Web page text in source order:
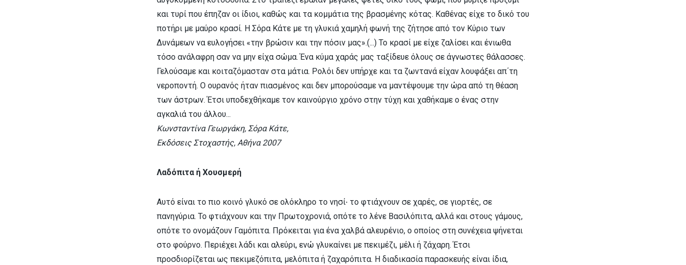
και τυρί που έπηζαν οι ίδιοι, καθώς και τα κομμάτια της βρασμένης κότας. Καθένας είχε το δικό του
ποτήρι με μαύρο κρασί. Η Σόρα Κάτε με τη γλυκιά χαμηλή φωνή της ζήτησε από τον Κύριο των
Δυνάμεων να ευλογήσει «την βρώσιν και την πόσιν μας».(...) Το κρασί με είχε ζαλίσει και ένιωθα
τόσο ανάλαφρη σαν να μην είχα σώμα. Ένα κύμα χαράς μας ταξίδευε όλους σε άγνωστες θάλασσες.
Γελούσαμε και κοιταζόμασταν στα μάτια. Ρολόι δεν υπήρχε και τα ζωντανά είχαν λουφάξει απ΄τη
νεροποντή. Ο ουρανός ήταν πιασμένος και δεν μπορούσαμε να μαντέψουμε την ώρα από τη θέαση
των άστρων. Έτσι υποδεχθήκαμε τον καινούργιο χρόνο στην τύχη και χαθήκαμε ο ένας στην
αγκαλιά του άλλου...
Κωνσταντίνα Γεωργάκη, Σόρα Κάτε,
Εκδόσεις Στοχαστής, Αθήνα 2007
Λαδόπιτα ή Χουσμερή
Αυτό είναι το πιο κοινό γλυκό σε ολόκληρο το νησί· το φτιάχνουν σε χαρές, σε γιορτές, σε
πανηγύρια. Το φτιάχνουν και την Πρωτοχρονιά, οπότε το λένε Βασιλόπιτα, αλλά και στους γάμους,
οπότε το ονομάζουν Γαμόπιτα. Πρόκειται για ένα χαλβά αλευρένιο, ο οποίος στη συνέχεια ψήνεται
στο φούρνο. Περιέχει λάδι και αλεύρι, ενώ γλυκαίνει με πεκιμέζι, μέλι ή ζάχαρη. Έτσι
προσδιορίζεται ως πεκιμεζόπιτα, μελόπιτα ή ζαχαρόπιτα. Η διαδικασία παρασκευής είναι ίδια,